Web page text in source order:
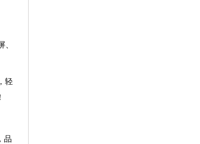
、
轻
品